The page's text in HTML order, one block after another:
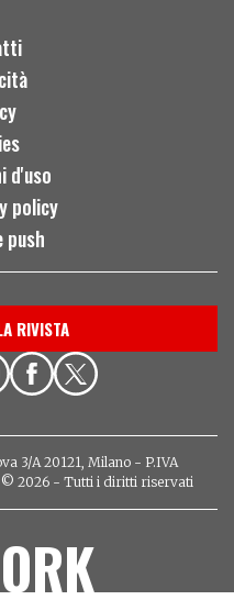
d'uso
policy
push
RIVISTA
3/A 20121, Milano - P.IVA
- © 2026 - Tutti i diritti riservati